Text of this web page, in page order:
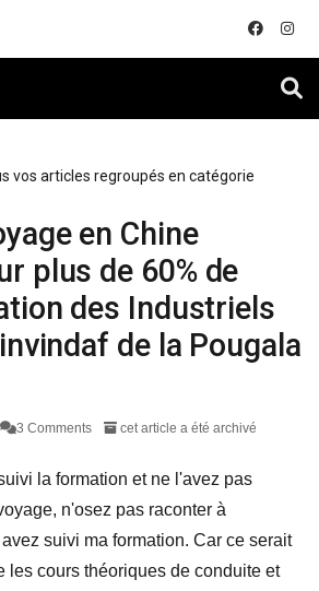
vos articles regroupés en catégorie
en Chine
plus de 60% de
des Industriels
de la Pougala
3 Comments cet article a été archivé
la formation et ne l'avez pas
n'osez pas raconter à
suivi ma formation. Car ce serait
les cours théoriques de conduite et